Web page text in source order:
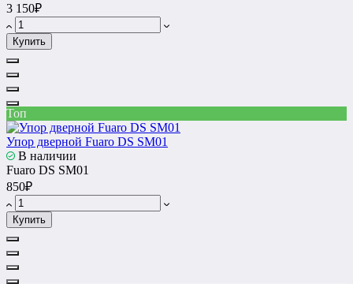
3 150₽
Купить
Топ
Упор дверной Fuaro DS SM01
В наличии
Fuaro DS SM01
850₽
Купить